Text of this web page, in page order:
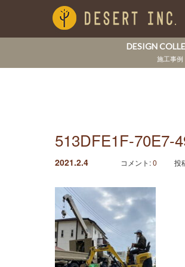
DESIGN
施工事例
513DFE1F-70E7-
2021.2.4 コメント:0 投